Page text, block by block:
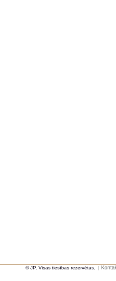
© JP. Visas tiesības rezervētas. |